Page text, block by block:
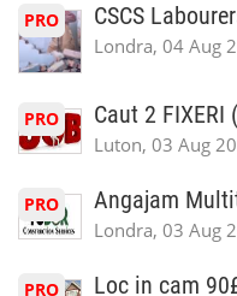
PRO CSCS
Londra, 04 Aug
PRO Caut 2 FIXERI
Luton, 03 Aug
PRO Angajam
Londra, 03 Aug
PRO Loc in cam